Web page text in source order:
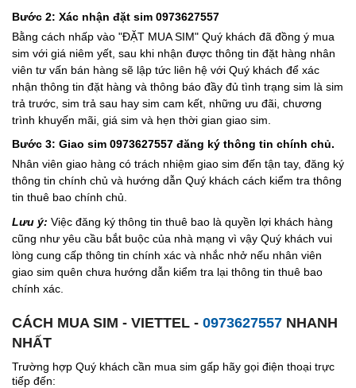
Bước 2: Xác nhận đặt sim 0973627557
Bằng cách nhấp vào "ĐẶT MUA SIM" Quý khách đã đồng ý mua
sim với giá niêm yết, sau khi nhận được thông tin đặt hàng nhân
viên tư vấn bán hàng sẽ lập tức liên hệ với Quý khách để xác
nhận thông tin đặt hàng và thông báo đầy đủ tình trạng sim là sim
trả trước, sim trả sau hay sim cam kết, những ưu đãi, chương
trình khuyến mãi, giá sim và hẹn thời gian giao sim.
Bước 3: Giao sim 0973627557 đăng ký thông tin chính chủ.
Nhân viên giao hàng có trách nhiệm giao sim đến tận tay, đăng ký
thông tin chính chủ và hướng dẫn Quý khách cách kiểm tra thông
tin thuê bao chính chủ.
Lưu ý: Việc đăng ký thông tin thuê bao là quyền lợi khách hàng
cũng như yêu cầu bắt buộc của nhà mạng vì vậy Quý khách vui
lòng cung cấp thông tin chính xác và nhắc nhở nếu nhân viên
giao sim quên chưa hướng dẫn kiểm tra lại thông tin thuê bao
chính xác.
CÁCH MUA SIM - VIETTEL - 0973627557 NHANH
NHẤT
Trường hợp Quý khách cần mua sim gấp hãy gọi điện thoại trực
tiếp đến: